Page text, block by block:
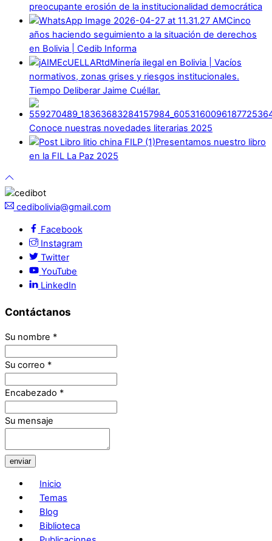
preocupante erosión de la institucionalidad democrática
Cinco
años haciendo seguimiento a la situación de derechos
en Bolivia | Cedib Informa
Minería ilegal en Bolivia | Vacíos
normativos, zonas grises y riesgos institucionales.
Tiempo Deliberar Jaime Cuéllar.
Conoce nuestras novedades literarias 2025
Presentamos nuestro libro
en la FIL La Paz 2025
cedibolivia@gmail.com
Facebook
Instagram
Twitter
YouTube
LinkedIn
Contáctanos
Su nombre *
Su correo *
Encabezado *
Su mensaje
enviar
Inicio
Temas
Blog
Biblioteca